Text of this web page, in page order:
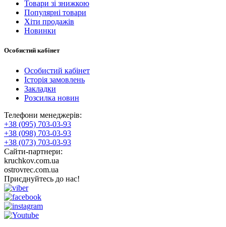
Товари зі знижкою
Популярні товари
Хіти продажів
Новинки
Особистий кабінет
Особистий кабінет
Історія замовлень
Закладки
Розсилка новин
Телефони менеджерів:
+38 (095) 703-03-93
+38 (098) 703-03-93
+38 (073) 703-03-93
Сайти-партнери:
kruchkov.com.ua
ostrovrec.com.ua
Приєднуйтесь до нас!